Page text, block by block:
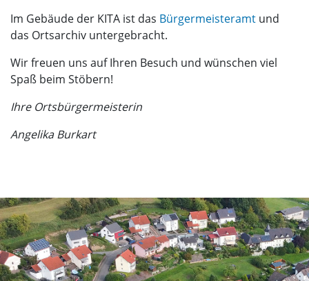
Im Gebäude der KITA ist das Bürgermeisteramt und
das Ortsarchiv untergebracht.
Wir freuen uns auf Ihren Besuch und wünschen viel
Spaß beim Stöbern!
Ihre Ortsbürgermeisterin
Angelika Burkart